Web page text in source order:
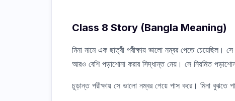
Class 8 Story (Bangla Meaning)
মিনা নামে এক ছাত্রী পরীক্ষায় ভালো নম্বর পেতে চেয়েছিল।
আরও বেশি পড়াশোনা করার সিদ্ধান্ত নেয়। সে নিয়মিত
চূড়ান্ত পরীক্ষায় সে ভালো নম্বর পেয়ে পাস করে। মিনা বুঝতে